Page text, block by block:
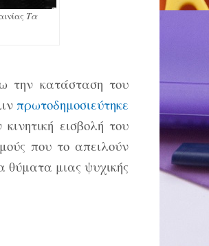
Τα
την κατάσταση του
πρωτοδημοσιεύτηκε
εισβολή του
που το απειλούν
θύματα μιας ψυχικής